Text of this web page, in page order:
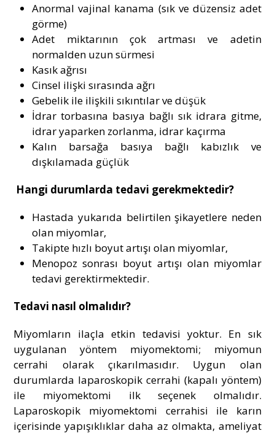
Anormal vajinal kanama (sık ve düzensiz adet
görme)
Adet miktarının çok artması ve adetin
normalden uzun sürmesi
Kasık ağrısı
Cinsel ilişki sırasında ağrı
Gebelik ile ilişkili sıkıntılar ve düşük
İdrar torbasına basıya bağlı sık idrara gitme,
idrar yaparken zorlanma, idrar kaçırma
Kalın barsağa basıya bağlı kabızlık ve
dışkılamada güçlük
Hangi durumlarda tedavi gerekmektedir?
Hastada yukarıda belirtilen şikayetlere neden
olan miyomlar,
Takipte hızlı boyut artışı olan miyomlar,
Menopoz sonrası boyut artışı olan miyomlar
tedavi gerektirmektedir.
Tedavi nasıl olmalıdır?
Miyomların ilaçla etkin tedavisi yoktur. En sık
uygulanan yöntem miyomektomi; miyomun
cerrahi olarak çıkarılmasıdır. Uygun olan
durumlarda laparoskopik cerrahi (kapalı yöntem)
ile miyomektomi ilk seçenek olmalıdır.
Laparoskopik miyomektomi cerrahisi ile karın
içerisinde yapışıklıklar daha az olmakta, ameliyat